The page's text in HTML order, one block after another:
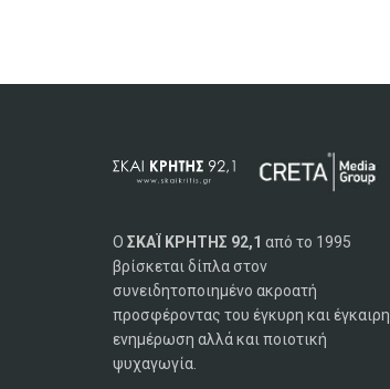
Ο ΣΚΑΪ ΚΡΗΤΗΣ 92,1 από το 1995
βρίσκεται δίπλα στον
συνειδητοποιημένο ακροατή
προσφέροντας του έγκυρη και έγκαιρη
ενημέρωση αλλά και ποιοτική
ψυχαγωγία.